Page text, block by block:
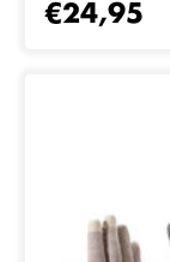
€24,95